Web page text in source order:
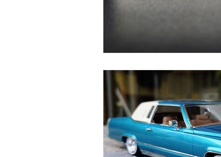
DESSAU PRAMO WORKS
古いアンプをちっとばか楽しむ
スピーカーユニットを視る
『パワーモデル作品集💪』